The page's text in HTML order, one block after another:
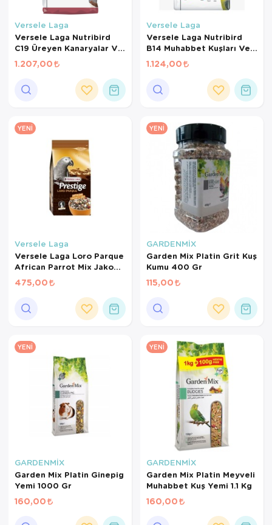
Versele Laga
Versele Laga Nutribird
C19 Üreyen Kanaryalar Ve
Finçler İçin Meyveli Pelet
Yem 3 Kg
1.207,00
Versele Laga
Versele Laga Nutribird
B14 Muhabbet Kuşları Ve
Mini Paraketler İçin
1.124,00
YENI
Versele Laga
Versele Laga Loro Parque
African Parrot Mix Jako
Papağanı Yemi 1 Kg
475,00
YENI
GARDENMİX
Garden Mix Platin Grit Kuş
Kumu 400 Gr
115,00
YENI
GARDENMİX
Garden Mix Platin Ginepig
Yemi 1000 Gr
160,00
YENI
GARDENMİX
Garden Mix Platin Meyveli
Muhabbet Kuş Yemi 1.1 Kg
160,00